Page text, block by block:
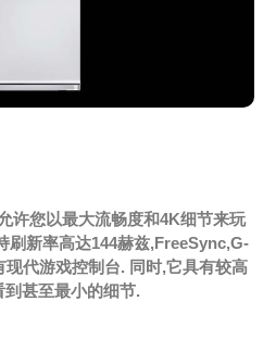
许您以最大流畅度和4K细节来玩
刷新率高达144赫兹,FreeSync,G-
代游戏控制台. 同时,它具有较高
甚至最小的细节.